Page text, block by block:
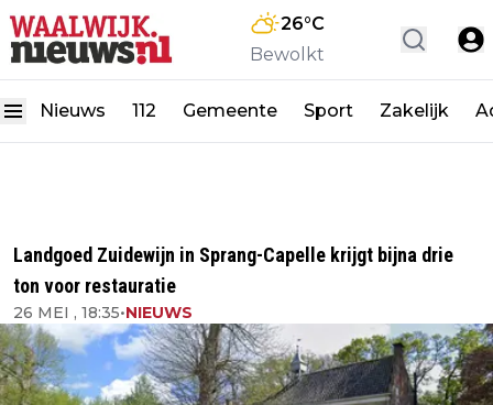
26°C
Bewolkt
Nieuws 112 Gemeente Sport Zakelijk
Landgoed Zuidewijn in Sprang-Capelle krijgt bijna drie
ton voor restauratie
26 MEI , 18:35•NIEUWS